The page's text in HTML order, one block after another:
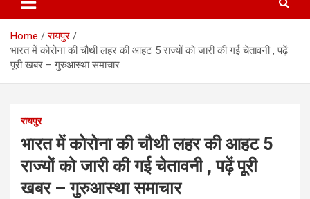
Home
रायपुर
भारत में कोरोना की चौथी लहर की आहट 5 राज्यों को जारी की गई चेतावनी , पढ़ें
पूरी खबर – गुरुआस्था समाचार
रायपुर
भारत में कोरोना की चौथी लहर की आहट 5
राज्यों को जारी की गई चेतावनी , पढ़ें पूरी
खबर – गुरुआस्था समाचार